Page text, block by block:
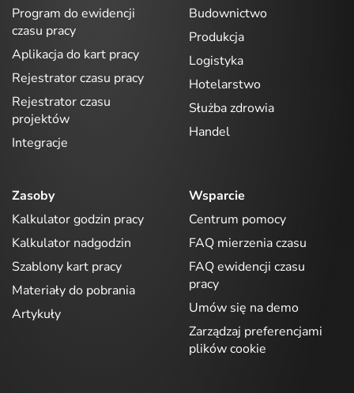
Program do ewidencji
czasu pracy
Aplikacja do kart pracy
Rejestrator czasu pracy
Rejestrator czasu
projektów
Integracje
Budownictwo
Produkcja
Logistyka
Hotelarstwo
Służba zdrowia
Handel
Zasoby
Kalkulator godzin pracy
Kalkulator nadgodzin
Szablony kart pracy
Materiały do pobrania
Artykuły
Wsparcie
Centrum pomocy
FAQ mierzenia czasu
FAQ ewidencji czasu
pracy
Umów się na demo
Zarządzaj preferencjami
plików cookie